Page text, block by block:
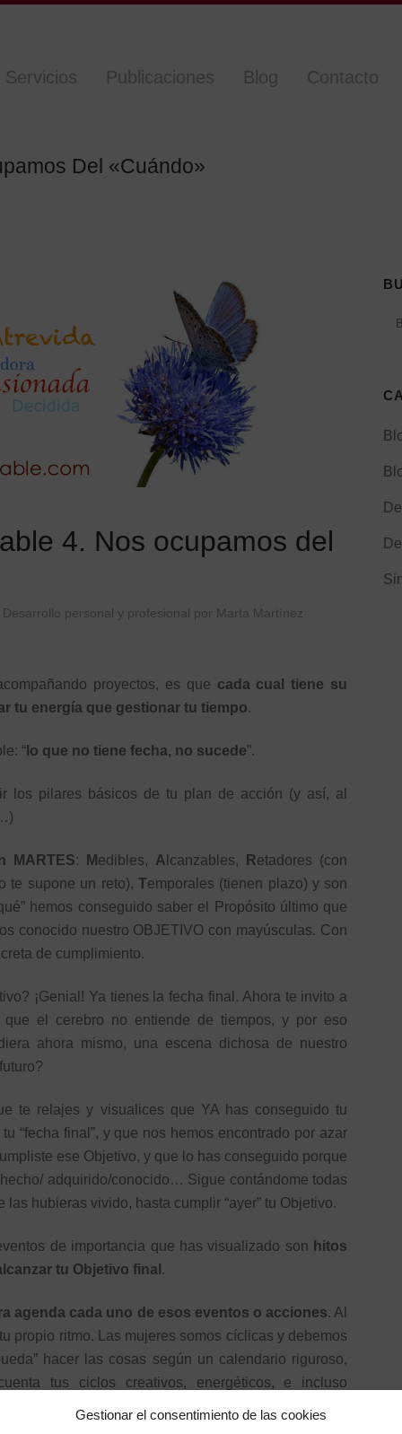
Gestionar el consentimiento de las cookies
Servicios Publicaciones Blog Contacto
Del «Cuándo»
4. Nos ocupamos del
Desarrollo personal y profesional por Marta Martínez
proyectos, es que cada cual tiene su
tu energía que gestionar tu tiempo.
“ lo que no tiene fecha, no sucede”.
los pilares básicos de tu plan de acción (y así, al
MARTES: M edibles, A lcanzables, Retadores (con
te supone un reto), Temporales (tienen plazo) y son
hemos conseguido saber el Propósito último que
conocido nuestro OBJETIVO con mayúsculas. Con
de cumplimiento.
¡Genial! Ya tienes la fecha final. Ahora te invito a
el cerebro no entiende de tiempos, y por eso
ahora mismo, una escena dichosa de nuestro
te relajes y visualices que YA has conseguido tu
“fecha final”, y que nos hemos encontrado por azar
ese Objetivo, y que lo has conseguido porque
adquirido/conocido… Sigue contándome todas
hubieras vivido, hasta cumplir “ayer” tu Objetivo.
de importancia que has visualizado son hitos
tu Objetivo final .
agenda cada uno de esos eventos o acciones. Al
propio ritmo. Las mujeres somos cíclicas y debemos
hacer las cosas según un calendario riguroso,
tus ciclos creativos, energéticos, e incluso